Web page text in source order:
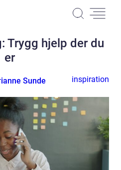
Trygg hjelp der du
er
Sunde inspiration